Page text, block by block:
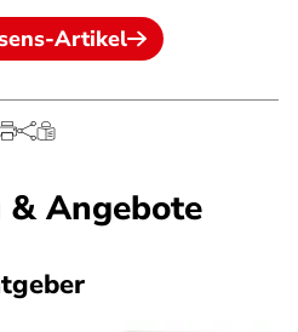
Artikel
Angebote